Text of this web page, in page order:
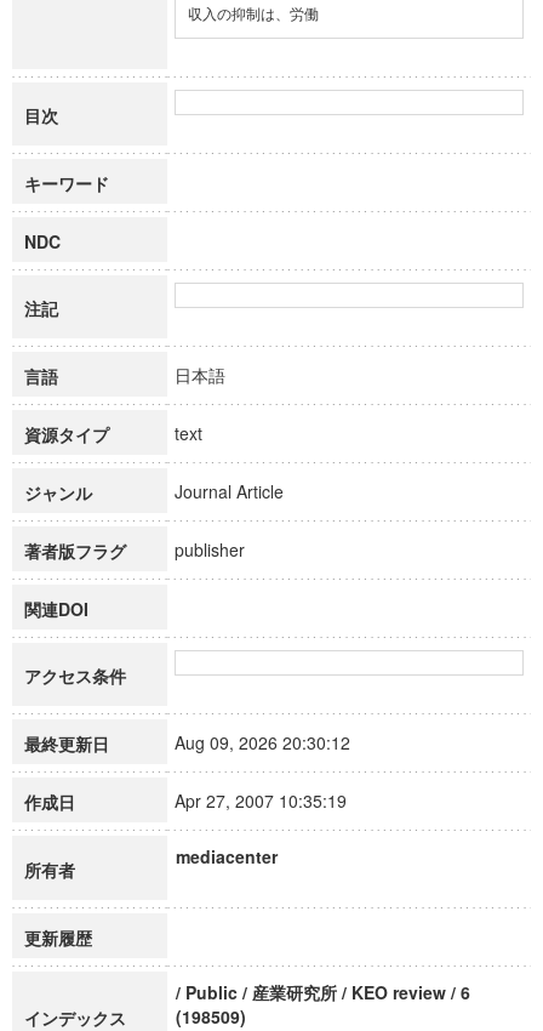
収入の抑制は、労働
目次
キーワード
NDC
注記
言語 日本語
資源タイプ text
ジャンル Journal Article
著者版フラグ publisher
関連DOI
アクセス条件
最終更新日 Aug 09, 2026 20:30:12
作成日 Apr 27, 2007 10:35:19
所有者
mediacenter
更新履歴
インデックス
/ Public / 産業研究所 / KEO review / 6
(198509)